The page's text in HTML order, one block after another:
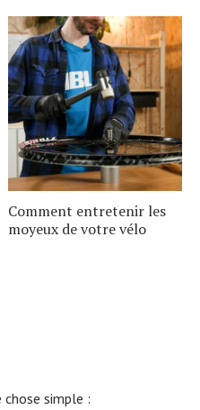
Comment entretenir les
moyeux de votre vélo
simple :